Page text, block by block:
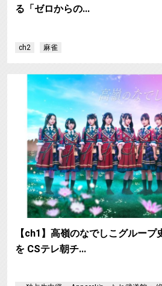
る「ゼロからの…
ch2 麻雀
【ch1】高嶺のなでしこグルー
を CSテレ朝チ…